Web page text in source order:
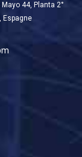
44, Planta 2°
Espagne